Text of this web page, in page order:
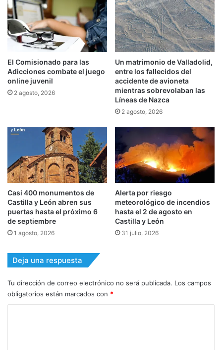
El Comisionado para las
Adicciones combate el juego
online juvenil
2 agosto, 2026
Un matrimonio de Valladolid,
entre los fallecidos del
accidente de avioneta
mientras sobrevolaban las
Líneas de Nazca
2 agosto, 2026
Casi 400 monumentos de
Castilla y León abren sus
puertas hasta el próximo 6
de septiembre
1 agosto, 2026
Alerta por riesgo
meteorológico de incendios
hasta el 2 de agosto en
Castilla y León
31 julio, 2026
Deja una respuesta
Tu dirección de correo electrónico no será publicada. Los campos
obligatorios están marcados con *